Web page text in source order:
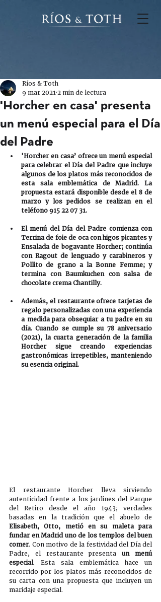
'Horcher en casa' presenta
un menú especial para el Día
del Padre
Ríos & Toth
9 mar 2021 2 min de lectura
'Horcher en casa’ ofrece un menú especial
para celebrar el Día del Padre que incluye
algunos de los platos más reconocidos de
esta sala emblemática de Madrid. La
propuesta estará disponible desde el 8 de
marzo y los pedidos se realizan en el
teléfono 915 22 07 31.
El menú del Día del Padre comienza con
Terrina de foie de oca con higos picantes y
Ensalada de bogavante Horcher; continúa
con Ragout de lenguado y carabineros y
Pollito de grano a la Bonne Femme; y
termina con Baumkuchen con salsa de
chocolate crema Chantilly.
Además, el restaurante ofrece tarjetas de
regalo personalizadas con una experiencia
a medida para obsequiar a tu padre en su
día. Cuando se cumple su 78 aniversario
(2021), la cuarta generación de la familia
Horcher sigue creando experiencias
gastronómicas irrepetibles, manteniendo
su esencia original.
El restaurante Horcher lleva sirviendo
autenticidad frente a los jardines del Parque
del Retiro desde el año 1943; verdades
Elisabeth, Otto, metió en su maleta para
fundar en Madrid uno de los templos del buen
comer. Con motivo de la festividad del Día del
Padre, el restaurante presenta un menú
especial. Esta sala emblemática hace un
recorrido por los platos más reconocidos de
su carta con una propuesta que incluyen un
maridaje especial.